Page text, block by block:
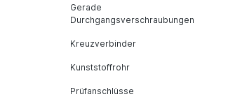
Gerade
Durchgangsverschraubungen
Kreuzverbinder
Kunststoffrohr
Prüfanschlüsse